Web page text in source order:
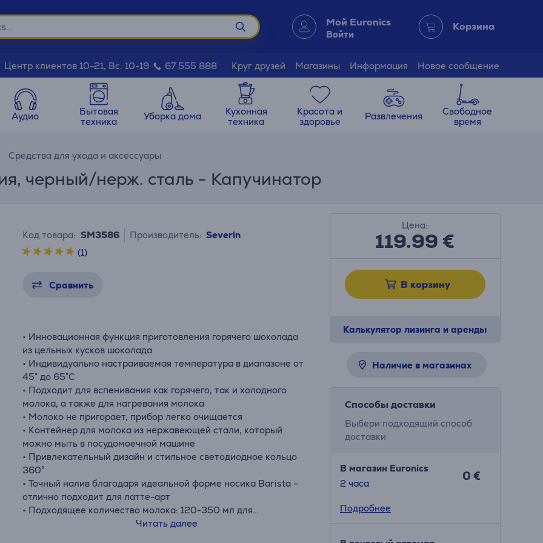
Мой Euronics
Войти
Корзина
Центр клиентов 10-21, Вс. 10-19 67 555 888 Круг друзей Магазины Информация Новое сообщение
Аудио
Бытовая
техника
Уборка дома
Кухонная
техника
Красота и
здоровье
Развлечения
Свободное
время
Средства для ухода и аксессуары
черный/нерж. сталь - Капучинатор
Код товара: SM3586 Производитель: Severin
(1)
Сравнить
• Инновационная функция приготовления горячего шоколада
из цельных кусков шоколада
• Индивидуально настраиваемая температура в диапазоне от
45° до 65°C
• Подходит для вспенивания как горячего, так и холодного
молока, а также для нагревания молока
• Молоко не пригорает, прибор легко очищается
• Контейнер для молока из нержавеющей стали, который
можно мыть в посудомоечной машине
• Привлекательный дизайн и стильное светодиодное кольцо
360°
• Точный налив благодаря идеальной форме носика Barista –
отлично подходит для латте-арт
• Подходящее количество молока: 120-350 мл для
вспенивания и 120-700 мл для нагревания
Читать далее
Цена:
119.99€
В корзину
Калькулятор лизинга и аренды
Наличие в магазинах
Способы доставки
Выбери подходящий способ
доставки
В магазин Euronics
2 часa
0 €
Подробнее